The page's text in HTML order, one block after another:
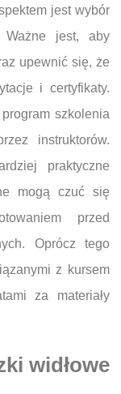
jest wybór
Ważne jest, aby
upewnić się, że
i certyfikaty.
szkolenia
instruktorów.
praktyczne
mogą czuć się
przed
Oprócz tego
z kursem
za materiały
widłowe